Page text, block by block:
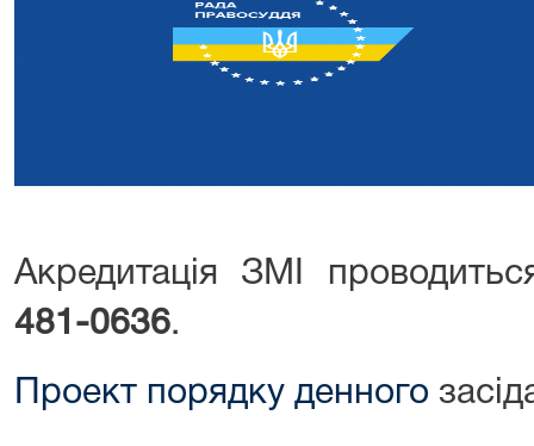
Акредитація ЗМІ
481-0636.
Проект порядку денного